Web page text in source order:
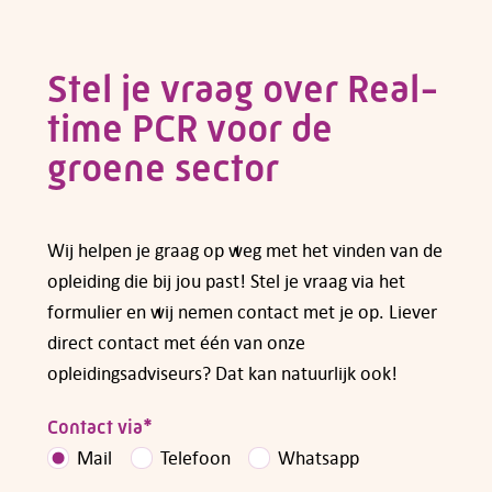
Heb je vragen over subsidiemogelijkheden,
neem dan
contactmet ons op.
Stel je vraag over Real-
time PCR voor de
groene sector
Wij helpen je graag op weg met het vinden van de
opleiding die bij jou past! Stel je vraag via het
formulier en wij nemen contact met je op. Liever
direct contact met één van onze
opleidingsadviseurs? Dat kan natuurlijk ook!
Contact via*
Mail Telefoon Whatsapp